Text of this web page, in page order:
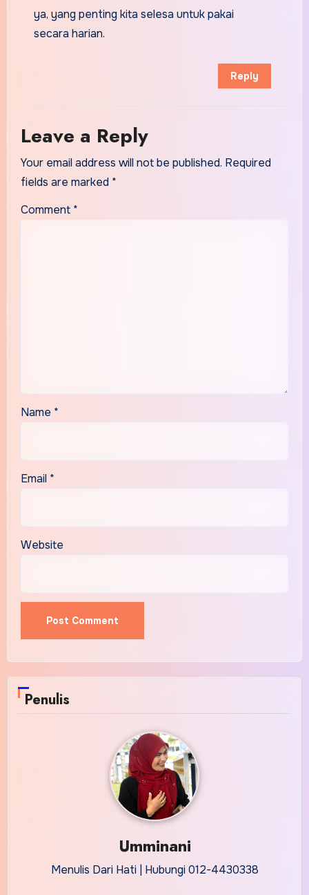
ya, yang penting kita selesa untuk pakai
secara harian.
Reply
Leave a Reply
Your email address will not be published. Required
fields are marked *
Comment *
Name *
Email *
Website
Penulis
Umminani
Menulis Dari Hati | Hubungi 012-4430338